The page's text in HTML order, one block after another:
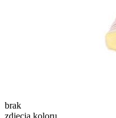
brak
zdjęcia koloru